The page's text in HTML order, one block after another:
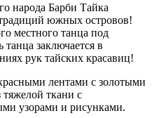
народа Барби Тайка
южных островов!
местного танца под
заключается в
рук тайских красавиц!
лентами с золотыми
ткани с
узорами и рисунками.